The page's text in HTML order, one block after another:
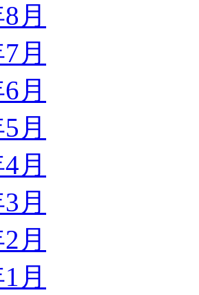
月
月
月
月
月
月
月
月